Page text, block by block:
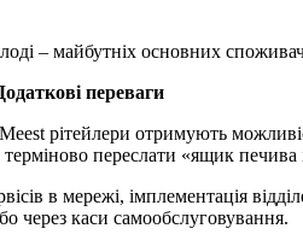
– майбутніх основних
переваги
рітейлери отримують
переслати «ящик печива
в мережі, імплементація
через каси самообслуговування.